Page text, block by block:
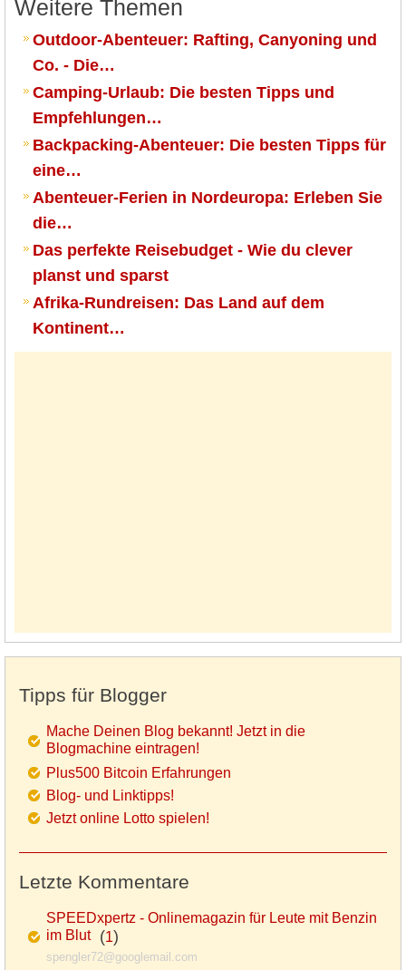
Weitere Themen
Outdoor-Abenteuer: Rafting, Canyoning und
Co. - Die…
Camping-Urlaub: Die besten Tipps und
Empfehlungen…
Backpacking-Abenteuer: Die besten Tipps für
eine…
Abenteuer-Ferien in Nordeuropa: Erleben Sie
die…
Das perfekte Reisebudget - Wie du clever
planst und sparst
Afrika-Rundreisen: Das Land auf dem
Kontinent…
Tipps für Blogger
Mache Deinen Blog bekannt! Jetzt in die
Blogmachine eintragen!
Plus500 Bitcoin Erfahrungen
Blog- und Linktipps!
Jetzt online Lotto spielen!
Letzte Kommentare
SPEEDxpertz - Onlinemagazin für Leute mit Benzin
im Blut(1)
spengler72@googlemail.com